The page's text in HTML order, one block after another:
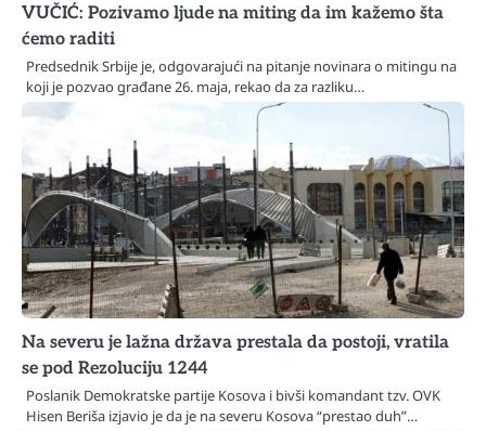
VUČIĆ: Pozivamo ljude na miting da im kažemo šta
ćemo raditi
Predsednik Srbije je, odgovarajući na pitanje novinara o mitingu na
koji je pozvao građane 26. maja, rekao da za razliku…
Na severu je lažna država prestala da postoji, vratila
se pod Rezoluciju 1244
Poslanik Demokratske partije Kosova i bivši komandant tzv. OVK
Hisen Beriša izjavio je da je na severu Kosova “prestao duh”…